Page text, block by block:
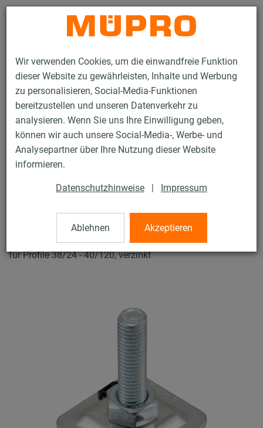
Wir verwenden Cookies, um die einwandfreie Funktion
dieser Website zu gewährleisten, Inhalte und Werbung
zu personalisieren, Social-Media-Funktionen
bereitzustellen und unseren Datenverkehr zu
analysieren. Wenn Sie uns Ihre Einwilligung geben,
können wir auch unsere Social-Media-, Werbe- und
Analysepartner über Ihre Nutzung dieser Website
informieren.
Datenschutzhinweise | Impressum
Ablehnen Akzeptieren
Kontakt
Produkte Befestigungstechnik
Installationsschienen
MPC-Schnellbefestiger+
MPC-Schnellbefestiger+
MPC-Schnellbefestiger+ mit Außengewinde, M10 x 25 mm
für Profile 38/24 - 40/120, verzinkt